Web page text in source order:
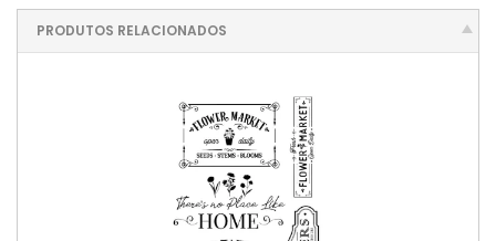
PRODUTOS RELACIONADOS